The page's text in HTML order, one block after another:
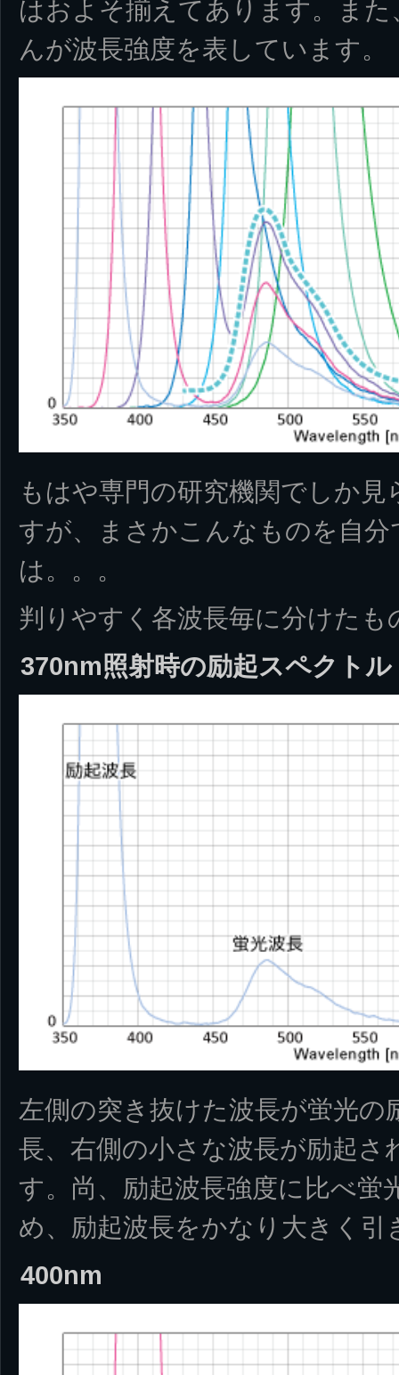
はおよそ揃えてあります。ま
んが波長強度を表しています。
もはや専門の研究機関でしか
すが、まさかこんなものを自
は。。。
判りやすく各波長毎に分けた
370nm照射時の励起スペクトル
左側の突き抜けた波長が蛍光の
長、右側の小さな波長が励起さ
す。尚、励起波長強度に比べ蛍
め、励起波長をかなり大きく
400nm